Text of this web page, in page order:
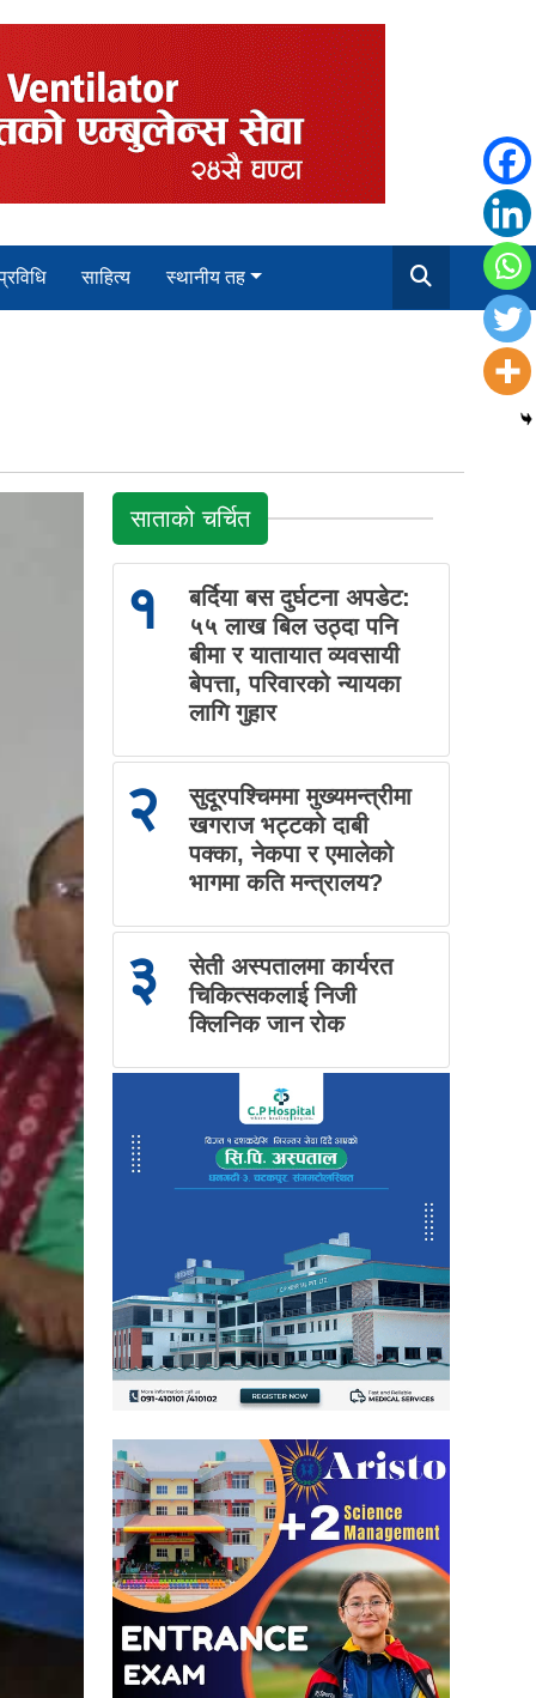
साहित्य स्थानीय तह
साताको चर्चित
१
बर्दिया बस दुर्घटना अपडेट:
५५ लाख बिल उठ्दा पनि
बीमा र यातायात व्यवसायी
बेपत्ता, परिवारको न्यायका
लागि गुहार
२
सुदूरपश्चिममा मुख्यमन्त्रीमा
खगराज भट्टको दाबी
पक्का, नेकपा र एमालेको
भागमा कति मन्त्रालय?
३
सेती अस्पतालमा कार्यरत
चिकित्सकलाई निजी
क्लिनिक जान रोक